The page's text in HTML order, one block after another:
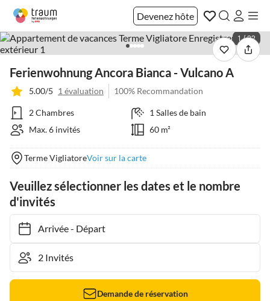
Devenez hôte
1 / 22
Ferienwohnung Ancora Bianca - Vulcano A
5.00/5 1 évaluation 100% Recommandation
2 Chambres
1 Salles de bain
Max. 6 invités
60 m²
Terme VigliatoreVoir sur la carte
Veuillez sélectionner les dates et le nombre
d'invités
Arrivée- Départ
Demande de réservation